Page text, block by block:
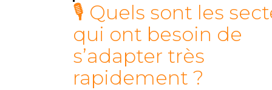
🎙 Quels sont les
qui ont besoin de
s’adapter très
rapidement ?